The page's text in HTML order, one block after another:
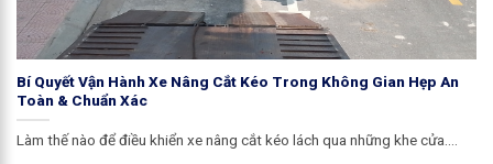
Bí Quyết Vận Hành Xe Nâng Cắt Kéo Trong Không Gian Hẹp An
Toàn & Chuẩn Xác
Làm thế nào để điều khiển xe nâng cắt kéo lách qua những khe cửa....